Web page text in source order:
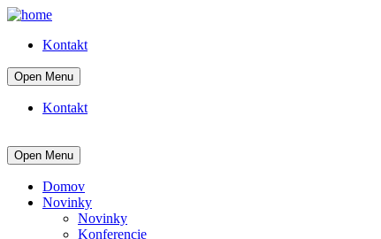
Kontakt
Open Menu
Kontakt
Open Menu
Domov
Novinky
Novinky
Konferencie